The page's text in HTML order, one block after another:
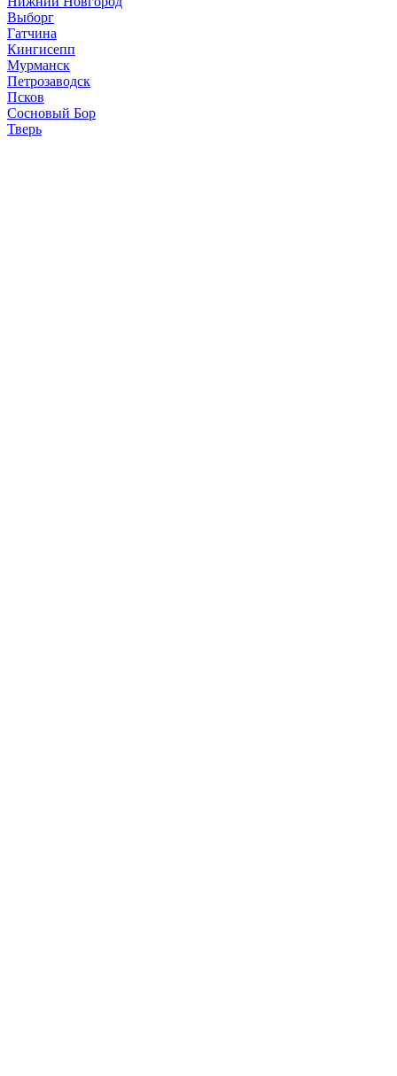
Выборг
Гатчина
Кингисепп
Мурманск
Петрозаводск
Псков
Сосновый Бор
Тверь